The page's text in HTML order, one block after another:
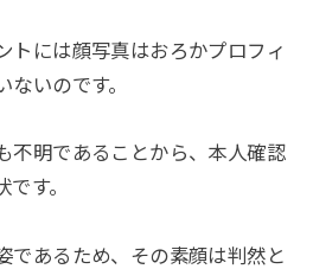
トには顔写真はおろかプロフィ
ないのです。
不明であることから、本人確認
す。
であるため、その素顔は判然と